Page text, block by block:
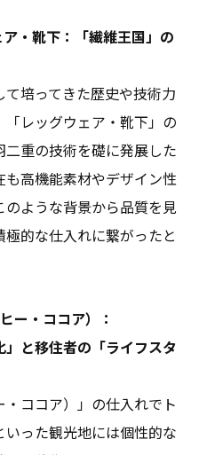
・靴下：「繊維王国」の
培ってきた歴史や技術力
レッグウェア・靴下」の
重の技術を礎に発展した
高機能素材やデザイン性
ような背景から品質を見
的な仕入れに繋がったと
ー・ココア）：
と移住者の「ライフスタ
ココア）」の仕入れでト
った観光地には個性的な